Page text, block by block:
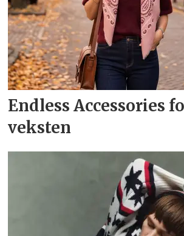
Endless Accessories
veksten